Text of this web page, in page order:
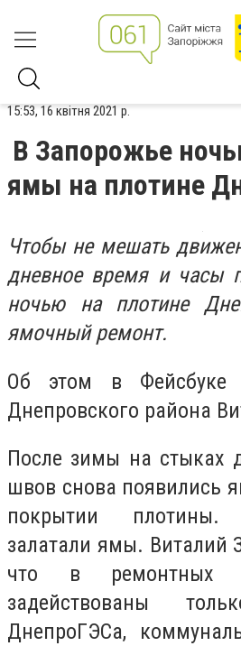
15:53, 16 квітня 2021 р.
В Запорожье
ямы на плотине
Чтобы не мешать
дневное время и часы
ночью на плотине
ямочный ремонт.
Об этом в Фейсбуке
Днепровского района
После зимы на стыках
швов снова появились
покрытии
залатали ямы. Виталий
что в ремонтных
задействованы
ДнепроГЭСа,